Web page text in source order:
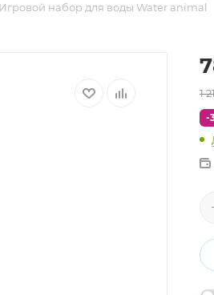
набор для воды Water animal
1
-